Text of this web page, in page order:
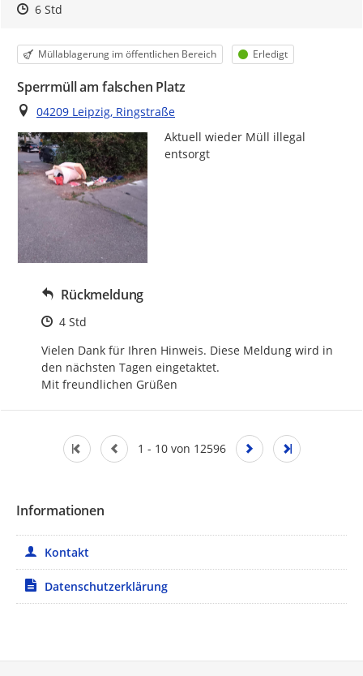
Zeitpunkt des Erstellens
Zeitpunkt des Erstellens
6 StdZur Äußerung
Kategorie
Müllablagerung im öffentlichen Bereich Status
Erledigt
Sperrmüll am falschen Platz
Ort
04209 Leipzig, Ringstraße
Aktuell wieder Müll illegal
entsorgt
Rückmeldung
Zeitpunkt des Erstellens
4 Std
Vielen Dank für Ihren Hinweis. Diese Meldung wird in
den nächsten Tagen eingetaktet.
Mit freundlichen Grüßen
1 - 10 von 12596
Informationen
Kontakt
Datenschutzerklärung